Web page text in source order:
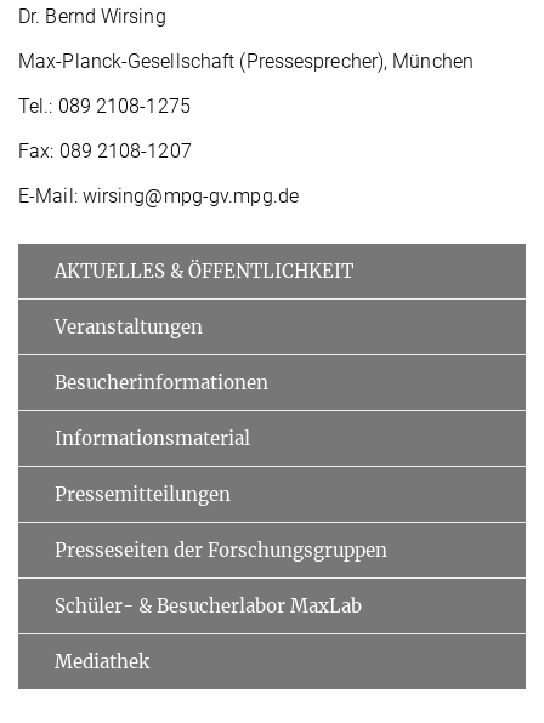
Dr. Bernd Wirsing
Max-Planck-Gesellschaft (Pressesprecher), München
Tel.: 089 2108-1275
Fax: 089 2108-1207
E-Mail: wirsing@mpg-gv.mpg.de
AKTUELLES & ÖFFENTLICHKEIT
Veranstaltungen
Besucherinformationen
Informationsmaterial
Pressemitteilungen
Presseseiten der Forschungsgruppen
Schüler- & Besucherlabor MaxLab
Mediathek